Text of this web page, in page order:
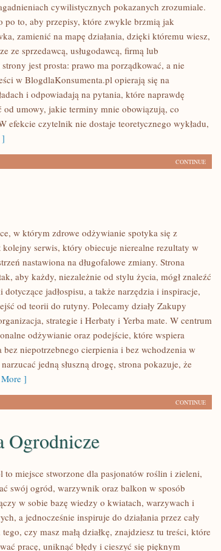
cywilistycznych pokazanych zrozumiale.
po to, aby przepisy, które zwykle brzmią jak
zamienić na mapę działania, dzięki któremu wiesz,
ze sprzedawcą, usługodawcą, firmą lub
jest prosta: prawo ma porządkować, a nie
w BlogdlaKonsumenta.pl opierają się na
i odpowiadają na pytania, które naprawdę
od umowy, jakie terminy mnie obowiązują, co
efekcie czytelnik nie dostaje teoretycznego wykładu,
]
CONTINUE
w którym zdrowe odżywianie spotyka się z
kolejny serwis, który obiecuje nierealne rezultaty w
nastawiona na długofalowe zmiany. Strona
aby każdy, niezależnie od stylu życia, mógł znaleźć
jadłospisu, a także narzędzia i inspiracje,
od teorii do rutyny. Polecamy działy Zakupy
strategie i Herbaty i Yerba mate. W centrum
odżywianie oraz podejście, które wspiera
bez niepotrzebnego cierpienia i bez wchodzenia w
jedną słuszną drogę, strona pokazuje, że
]
CONTINUE
Ogrodnicze
miejsce stworzone dla pasjonatów roślin i zieleni,
swój ogród, warzywnik oraz balkon w sposób
w sobie bazę wiedzy o kwiatach, warzywach i
a jednocześnie inspiruje do działania przez cały
czy masz małą działkę, znajdziesz tu treści, które
pracę, uniknąć błędy i cieszyć się pięknym